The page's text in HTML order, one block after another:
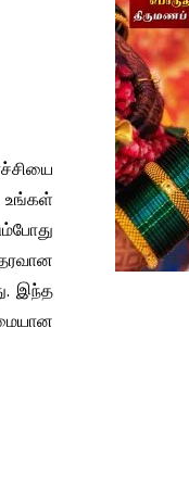
உங்கள்
இந்த